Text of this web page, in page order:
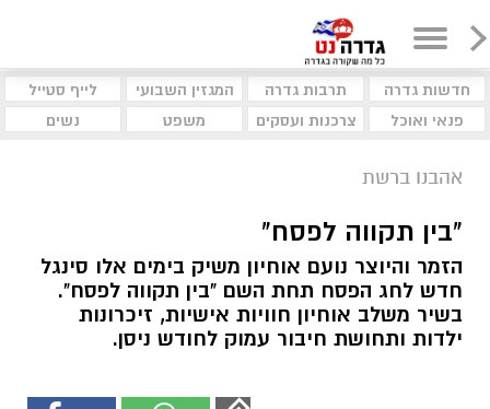
חדשות גדרה תרבות גדרה המגזין השבועי
לייף סטייל
פנאי ואוכל
צרכנות ועסקים משפט נשים
אהבנו ברשת
"בין תקווה לפסח"
הזמר והיוצר נועם אוחיון משיק בימים אלו סינגל
חדש לחג הפסח תחת השם "בין תקווה לפסח".
בשיר משלב אוחיון חוויות אישיות, זיכרונות
ילדות ותחושת חיבור עמוק לחודש ניסן.